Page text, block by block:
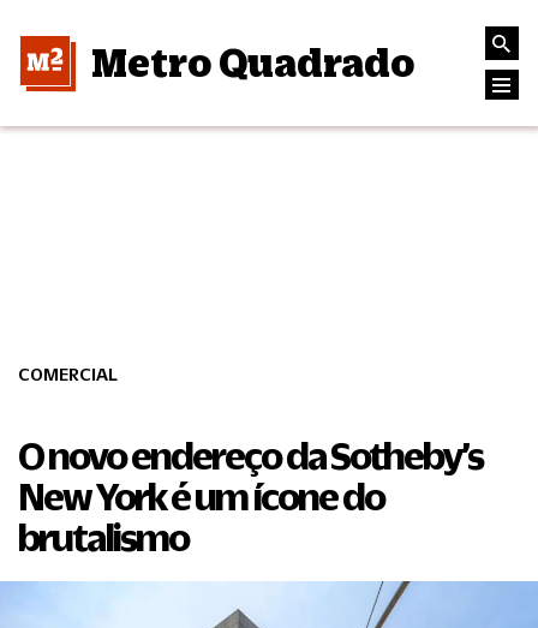
Metro Quadrado
COMERCIAL
O novo endereço da Sotheby’s
New York é um ícone do
brutalismo